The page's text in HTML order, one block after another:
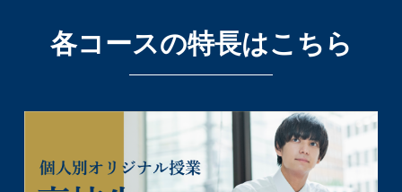
各コースの特長はこちら